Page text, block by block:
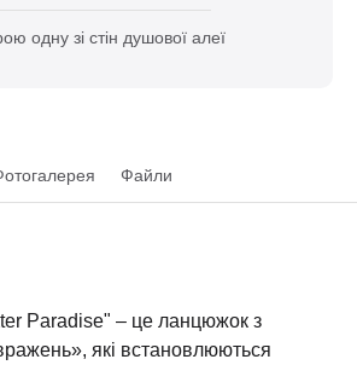
одну зі стін душової алеї
Файли
Paradise" – це ланцюжок з
які встановлюються